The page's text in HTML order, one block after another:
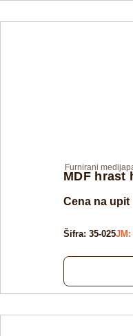
Furnirani
MDF hrast
Cena na upit
Šifra: 35-025JM: